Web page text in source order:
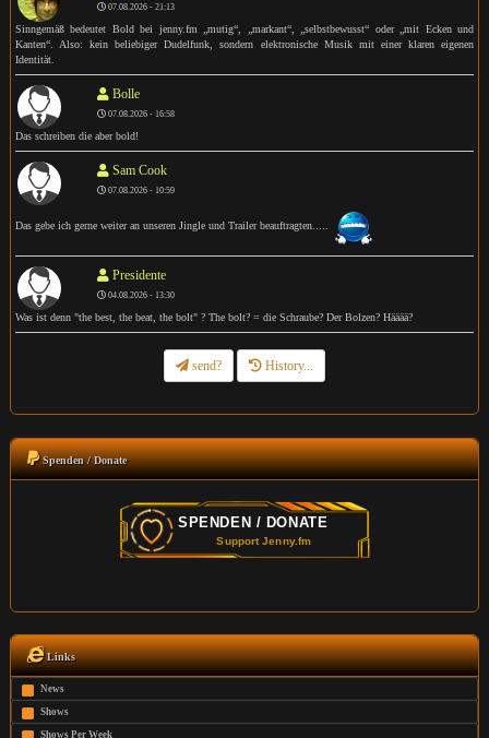
07.08.2026 - 21:13
Sinngemäß bedeutet Bold bei jenny.fm „mutig“, „markant“, „selbstbewusst“ oder „mit Ecken und
Kanten“. Also: kein beliebiger Dudelfunk, sondern elektronische Musik mit einer klaren eigenen
Identität.
Bolle
07.08.2026 - 16:58
Das schreiben die aber bold!
Sam Cook
07.08.2026 - 10:59
Das gebe ich gerne weiter an unseren Jingle und Trailer beauftragten.....
Presidente
04.08.2026 - 13:30
Was ist denn "the best, the beat, the bolt" ? The bolt? = die Schraube? Der Bolzen? Hääää?
send? History...
Spenden / Donate
Links
News
Shows
Shows Per Week